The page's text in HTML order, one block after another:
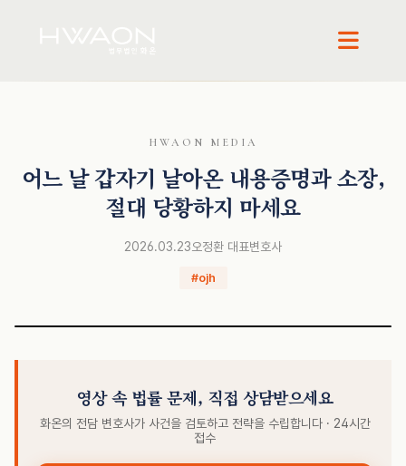
오정환 · 대표변호사
HWAON MEDIA
어느 날 갑자기 날아온 내용증명과 소장,
절대 당황하지 마세요
2026.03.23오정환 대표변호사
#ojh
영상 속 법률 문제, 직접 상담받으세요
화온의 전담 변호사가 사건을 검토하고 전략을 수립합니다 · 24시간
접수